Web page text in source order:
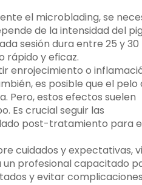
el microblading, se
de la intensidad del
sesión dura entre 25 y 30
rápido y eficaz.
enrojecimiento o
es posible que el pelo
Pero, estos efectos suelen
Es crucial seguir las
post-tratamiento para
cuidados y expectativas,
un profesional capacitado
y evitar